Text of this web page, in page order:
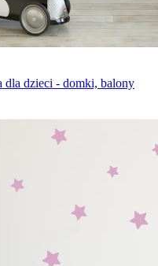
dla dzieci - domki, balony